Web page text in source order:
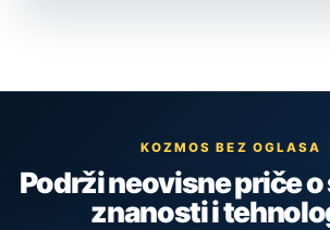
KOZMOS BEZ OGLASA
Podrži neovisne priče
znanosti i